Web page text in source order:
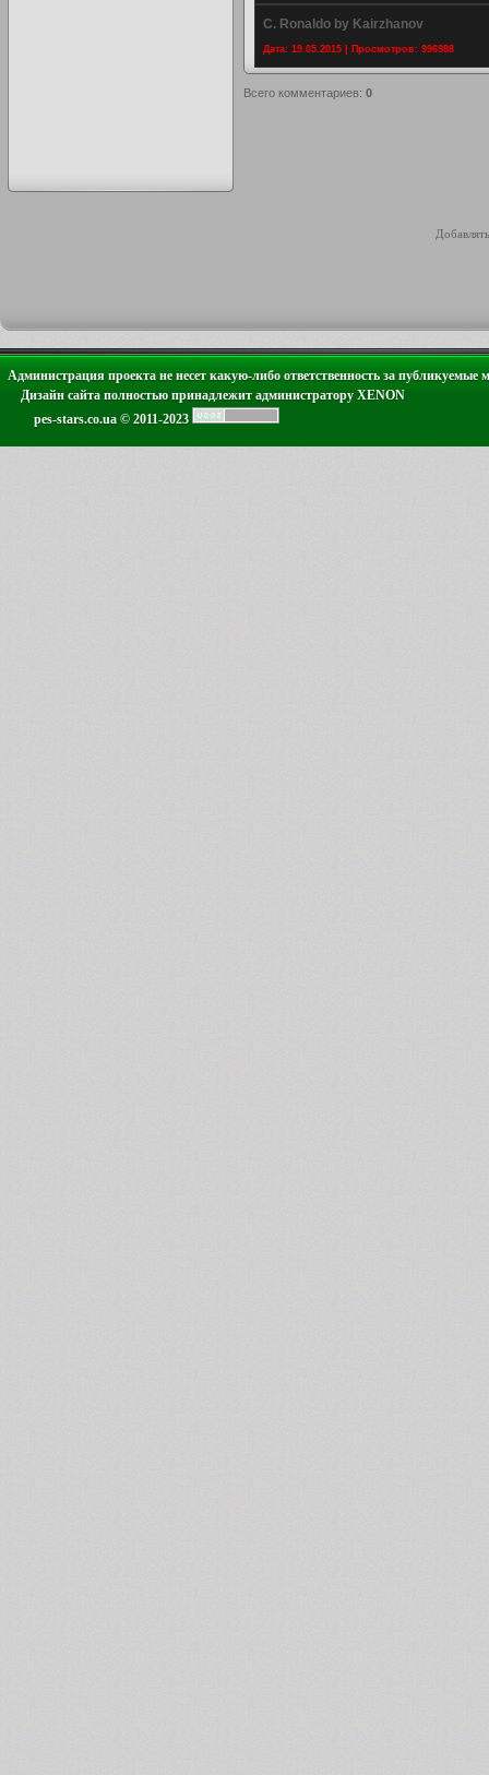
C. Ronaldo by Kairzhanov
Дата: 19.05.2015 | Просмотров: 996988
Всего комментариев: 0
Администрация проекта не несет какую-либо ответственность за публикуемые
Дизайн сайта полностью принадлежит администратору XENON
pes-stars.co.ua © 2011-2023